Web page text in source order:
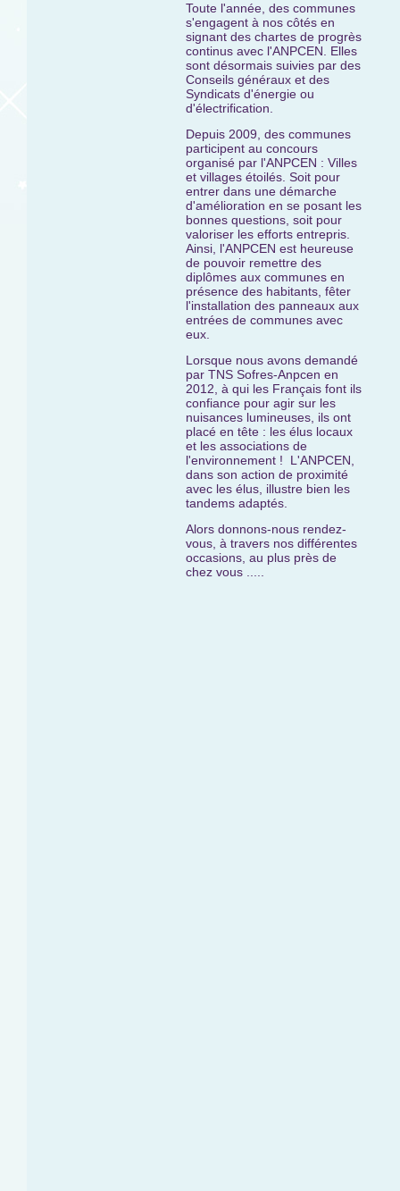
Toute l'année, des communes
s'engagent à nos côtés en
signant des chartes de progrès
continus avec l'ANPCEN. Elles
sont désormais suivies par des
Conseils généraux et des
Syndicats d'énergie ou
d'électrification.
Depuis 2009, des communes
participent au concours
organisé par l'ANPCEN : Villes
et villages étoilés. Soit pour
entrer dans une démarche
d'amélioration en se posant les
bonnes questions, soit pour
valoriser les efforts entrepris.
Ainsi, l'ANPCEN est heureuse
de pouvoir remettre des
diplômes aux communes en
présence des habitants, fêter
l'installation des panneaux aux
entrées de communes avec
eux.
Lorsque nous avons demandé
par TNS Sofres-Anpcen en
2012, à qui les Français font ils
confiance pour agir sur les
nuisances lumineuses, ils ont
placé en tête : les élus locaux
et les associations de
l'environnement ! L'ANPCEN,
dans son action de proximité
avec les élus, illustre bien les
tandems adaptés.
Alors donnons-nous rendez-
vous, à travers nos différentes
occasions, au plus près de
chez vous .....